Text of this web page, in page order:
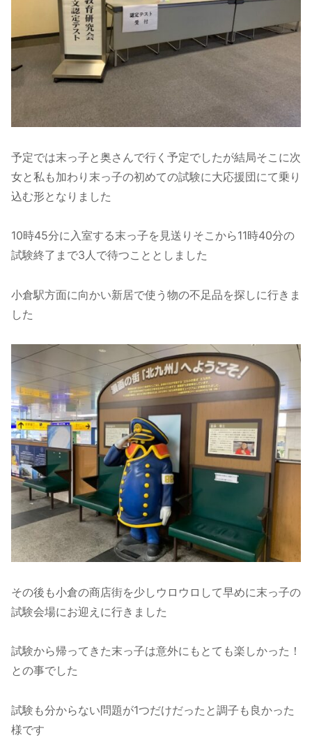
予定では末っ子と奥さんで行く予定でしたが結局そこに次
女と私も加わり末っ子の初めての試験に大応援団にて乗り
込む形となりました
10時45分に入室する末っ子を見送りそこから11時40分の
試験終了まで3人で待つこととしました
小倉駅方面に向かい新居で使う物の不足品を探しに行きま
した
その後も小倉の商店街を少しウロウロして早めに末っ子の
試験会場にお迎えに行きました
試験から帰ってきた末っ子は意外にもとても楽しかった！
との事でした
試験も分からない問題が1つだけだったと調子も良かった
様です